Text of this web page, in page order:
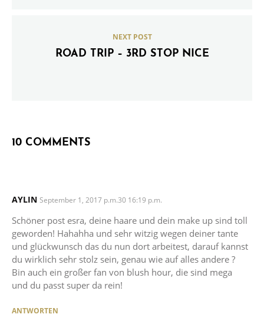
NEXT POST
ROAD TRIP – 3RD STOP NICE
10 COMMENTS
AYLIN SAYS:
September 1, 2017 p.m.30 16:19 p.m.
Schöner post esra, deine haare und dein make up sind toll
geworden! Hahahha und sehr witzig wegen deiner tante
und glückwunsch das du nun dort arbeitest, darauf kannst
du wirklich sehr stolz sein, genau wie auf alles andere ?
Bin auch ein großer fan von blush hour, die sind mega
und du passt super da rein!
ANTWORTEN